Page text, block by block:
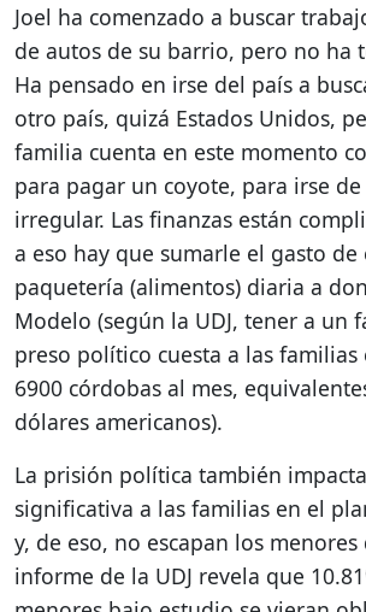
Joel ha comenzado a buscar
de autos de su barrio, pero no ha
Ha pensado en irse del país a
otro país, quizá Estados Unidos,
familia cuenta en este momento
para pagar un coyote, para irse
irregular. Las finanzas están
a eso hay que sumarle el gasto de
paquetería (alimentos) diaria a
Modelo (según la UDJ, t​​ener a un
preso político cuesta a las
6900 córdobas al mes,
dólares americanos).
La prisión política también
significativa a las familias en el
y, de eso, no escapan los menores
informe de la UDJ revela que